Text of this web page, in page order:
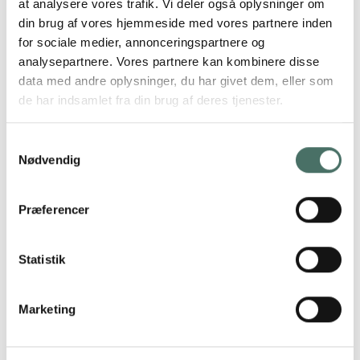
at analysere vores trafik. Vi deler også oplysninger om
din brug af vores hjemmeside med vores partnere inden
for sociale medier, annonceringspartnere og
analysepartnere. Vores partnere kan kombinere disse
data med andre oplysninger, du har givet dem, eller som
de har indsamlet fra din brug af deres tjenester.
Nødvendig
Præferencer
Statistik
Marketing
Daginstitutionen Under Egen udvides
Da daginstitutionen ”Under Egen” i Kolding skulle
lægges sammen med en anden lokal daginstitution,
krævede det en stor tilbygning. Med projektnavnet ”Ny